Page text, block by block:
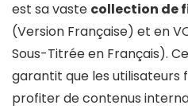
est sa vaste collection de
(Version Française) et en
Sous-Titrée en Français).
garantit que les utilisateurs
profiter de contenus